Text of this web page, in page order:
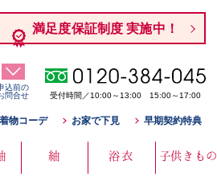
満足度保証制度 実施中！
込前の
問合せ
受付時間／10:00～13:00 15:00～17:00
物コーデ お家で下見 早期契約特典
紬 浴衣 子供きもの